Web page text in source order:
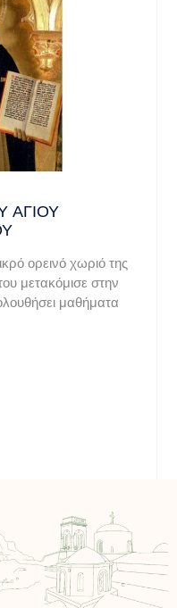
ΑΓΙΟΥ
ορεινό χωριό της
μετακόμισε στην
μαθήματα